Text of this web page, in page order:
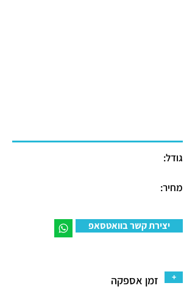
גודל:
מחיר:
יצירת קשר בוואטסאפ
זמן אספקה +